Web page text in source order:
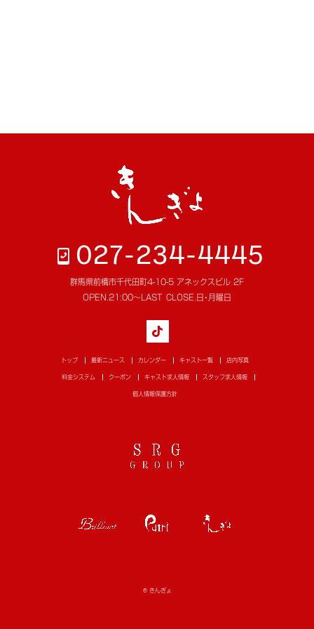
027-234-4445
群馬県前橋市千代田町4-10-5 アネックスビル 2F
OPEN. 21:00～LAST CLOSE. 日･月曜日
トップ 最新ニュース カレンダー キャスト一覧 店内写真
料金システム クーポン キャスト求人情報 スタッフ求人情報
個人情報保護方針
© きんぎょ